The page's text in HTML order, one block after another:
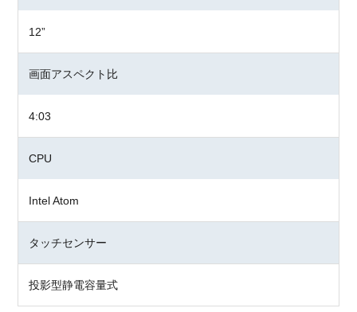
12”
画面アスペクト比
4:03
CPU
Intel Atom
タッチセンサー
投影型静電容量式